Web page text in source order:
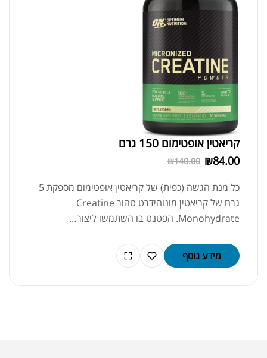
קריאטין אופטימום 150 גרם
₪140.00 ₪84.00
כל מנת הגשה (כפית) של קריאטין אופטימום מספקת 5
גרם של קריאטין מונוהידרט טהור Creatine
Monohydrate. הפטנט בו השתמשו ליצור…
מידע נוסף